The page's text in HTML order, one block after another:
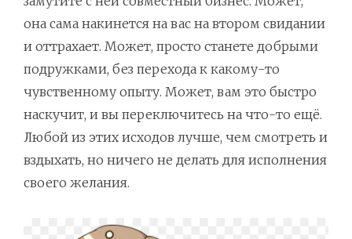
она сама накинется на вас на втором свидании
и оттрахает. Может, просто станете добрыми
подружками, без перехода к какому-то
чувственному опыту. Может, вам это быстро
наскучит, и вы переключитесь на что-то ещё.
Любой из этих исходов лучше, чем смотреть и
вздыхать, но ничего не делать для исполнения
своего желания.